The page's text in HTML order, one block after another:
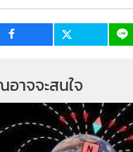
าจจะสนใจ